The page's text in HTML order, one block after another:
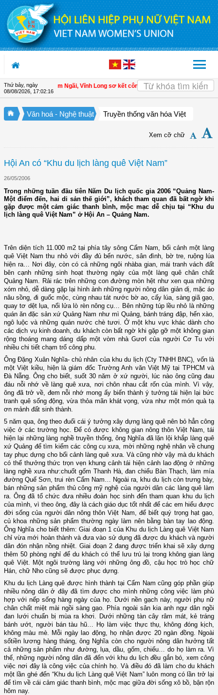
Truy cập nội dung luôn
Thứ bảy, ngày
08/08/2026, 17:02:17
Hội LHPN xã Tam Ngãi, Vĩnh Long sơ kết công tác Hội và phong trào phụ nữ 6
Văn hoá - Nghệ thuật Truyền thống văn hóa Việt
Xem cỡ chữ
Hội An có “Khu du lịch làng quê Việt Nam”
26/05/2006
Trong những tuần đầu tiên Năm Du lịch quốc gia 2006 “Quảng Nam-
Một điểm đến, hai di sản thế giới”, khách tham quan đã bất ngờ khi
gặp được một cảm giác thanh bình, mộc mạc dễ chịu tại “Khu du
lịch làng quê Việt Nam” ở Hội An – Quảng Nam.
Trên diện tích 11.000 m2 tại phía tây sông Cẩm Nam, bối cảnh một làng
quê Việt Nam thu nhỏ với đầy đủ bến nước, sân đình, bờ tre, ruộng lúa
hiện ra… Nơi đây, còn có cả những ngôi nhàba gian, mái tranh vách đất
bên cạnh những sinh hoạt thường ngày của một làng quê chân chất
Quảng Nam. Rải rác trên những con đường mòn hệt như xen qua những
xóm nhỏ, dễ dàng gặp lại hình ảnh những người nông dân giản dị, mặc áo
nâu sồng, đi guốc mộc, cùng nhau tát nước bờ ao, cấy lúa, sàng giã gạo,
quay tơ dệt lụa, nổi lửa lò rèn nông cụ… Bên những túp lều nhỏ là những
quán ăn đặc sản xứ Quảng Nam như mì Quảng, bánh tráng đập, hến xào,
ngô luộc và những quán nước chè tươi. Ở một khu vực khác dành cho
các dịch vụ kinh doanh, du khách còn bất ngờ khi gặp gỡ một không gian
rộng thoáng mang dáng dấp một vòm nhà Gươl của người Cơ Tu với
nhiều chi tiết chạm trổ công phu.
Ông Đặng Xuân Nghĩa- chủ nhân của khu du lịch (Cty TNHH BNC), vốn là
một Việt kiều, hiện là giám đốc Trường Anh văn Việt Mỹ tại TPHCM và
Đà Nẵng. Ông cho biết, suốt 30 năm ở xứ người, lúc nào ông cũng đau
đáu nỗi nhớ về làng quê xưa, nơi chôn nhau cắt rốn của mình. Vì vậy,
ông đã trở về, đem nỗi nhớ mong ấy biến thành ý tưởng tái hiện lại bức
tranh quê sống động, vừa thỏa mãn khát vọng, vừa như một món quà tạ
ơn mảnh đất sinh thành.
5 năm qua, ông theo đuổi cái ý tưởng xây dựng làng quê nên bỏ hẳn công
việc ở các trường học. Để có được không gian nông thôn Việt Nam, tái
hiện lại những làng nghề truyền thống, ông Nghĩa đã lặn lội khắp làng quê
xứ Quảng để tìm kiếm các công cụ xưa, mời những nghệ nhân về chung
tay phục dựng cho bối cảnh làng quê xưa. Và cũng nhờ vậy mà du khách
có thể thưởng thức trọn vẹn khung cảnh tái hiện cảnh lao động ở những
làng nghề xưa như:chuốt gốm Thanh Hà, đan chiếu Bàn Thạch, làm mía
đường Quế Sơn, trui rèn Cẩm Nam… Ngoài ra, khu du lịch còn trưng bày,
bán những sản phẩm thủ công mỹ nghệ của người dân các làng quê làm
ra. Ông đã tổ chức đưa nhiều đoàn học sinh đến tham quan khu du lịch
của mình, vì theo ông, đây là cách giáo dục tốt nhất để các em hiểu được
đời sống của người dân nông thôn Việt Nam, để biết quý trọng hạt gạo,
củ khoa những sản phẩm thường ngày làm nên bằng bàn tay lao động.
Ông Nghĩa cho biết thêm: Giai đoạn 1 của Khu du lịch Làng quê Việt Nam
chỉ vừa mới hoàn thành và đưa vào sử dụng đã được du khách và người
dân đón nhận nồng nhiệt. Giai đoạn 2 đang được triển khai sẽ xây dựng
thêm 50 phòng nghỉ để du khách có thể lưu trú lại trong không gian làng
quê Việt. Một ngôi trường làng với những ông đồ, cậu học trò học chữ
Hán, chữ Nho cũng sẽ được phục dựng.
Khu du lịch Làng quê được hình thành tại Cẩm Nam cũng góp phần giúp
nhiều nông dân ở đây đã tìm được cho mình những công việc làm phù
hợp với nếp sống hàng ngày của họ. Dưới nền gạch này, người phụ nữ
chân chất miệt mài ngồi sàng gạo. Phía ngoài sân kia anh ngư dân ngồi
đan lưới chuẩn bị mùa ra khơi. Dưới những tàn cây râm mát, kẻ tráng
bánh ướt, người bán tàu hũ… Họ làm việc thực thụ, không đóng kịch,
không màu mè. Mỗi ngày lao động, họ nhận được 20 ngàn đồng. Ngoài
sốtiền lương hàng tháng, ông Nghĩa còn cho người nông dân hưởng tất
cả những sản phẩm như đường, lụa, dầu, gốm, chiếu… do họ làm ra. Vì
thế, những người nông dân đã đến với khu du lịch đều gắn bó, xem công
việc nơi đây là công việc của chính họ. Và điều đó đã làm cho du khách
một lần ghé đến “Khu du lịch Làng quê Việt Nam” luôn mong có lần trở lại
để tìm về cái cảm giác thanh bình, mộc mạc giữa đời sống xô bồ, bận rộn
hôm nay.